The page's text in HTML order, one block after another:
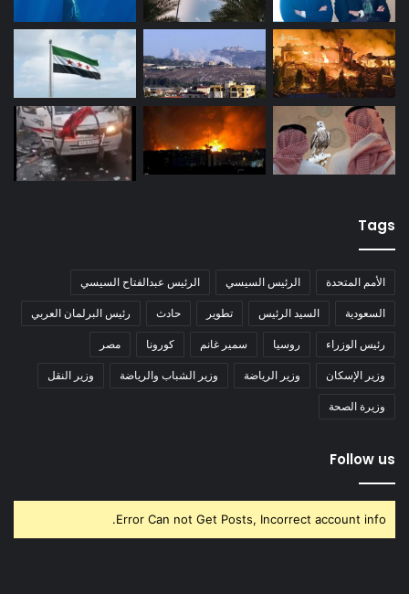
Tags
الأمم المتحدة الرئيس السيسي الرئيس عبدالفتاح السيسي
السعودية السيد الرئيس تطوير حادث رئيس البرلمان العربي
رئيس الوزراء روسيا سمير غانم كورونا مصر
وزير الإسكان وزير الرياضة وزير الشباب والرياضة وزير النقل
وزيرة الصحة
Follow us
Error Can not Get Posts, Incorrect account info.